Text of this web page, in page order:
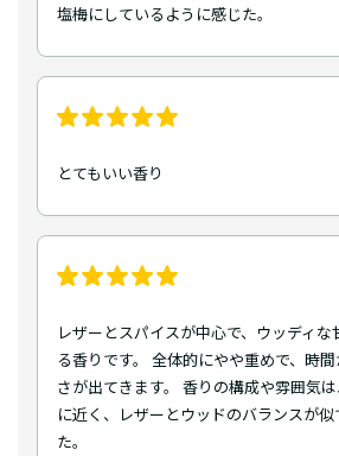
塩梅にしているように感じた。
とてもいい香り
レザーとスパイスが中心で、ウッディ
る香りです。 全体的にやや重めで、時
さが出てきます。 香りの構成や雰囲気
に近く、レザーとウッドのバランスが
た。